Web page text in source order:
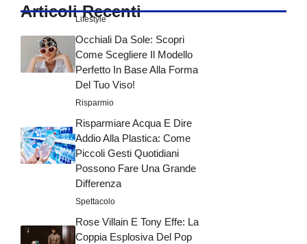
Articoli Recenti
Lifestyle
Occhiali Da Sole: Scopri
Come Scegliere Il Modello
Perfetto In Base Alla Forma
Del Tuo Viso!
Risparmio
Risparmiare Acqua E Dire
Addio Alla Plastica: Come
Piccoli Gesti Quotidiani
Possono Fare Una Grande
Differenza
Spettacolo
Rose Villain E Tony Effe: La
Coppia Esplosiva Del Pop